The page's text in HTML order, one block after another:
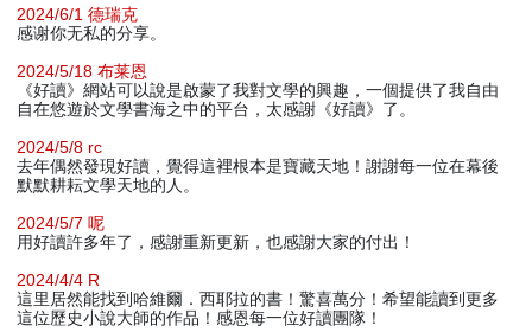
2024/6/1 德瑞克
感谢你无私的分享。
2024/5/18 布莱恩
《好讀》網站可以說是啟蒙了我對文學的興趣，一個提供了我自由
自在悠遊於文學書海之中的平台，太感謝《好讀》了。
2024/5/8 rc
去年偶然發現好讀，覺得這裡根本是寶藏天地！謝謝每一位在幕後
默默耕耘文學天地的人。
2024/5/7 呢
用好讀許多年了，感謝重新更新，也感謝大家的付出！
2024/4/4 R
這里居然能找到哈維爾．西耶拉的書！驚喜萬分！希望能讀到更多
這位歷史小說大師的作品！感恩每一位好讀團隊！